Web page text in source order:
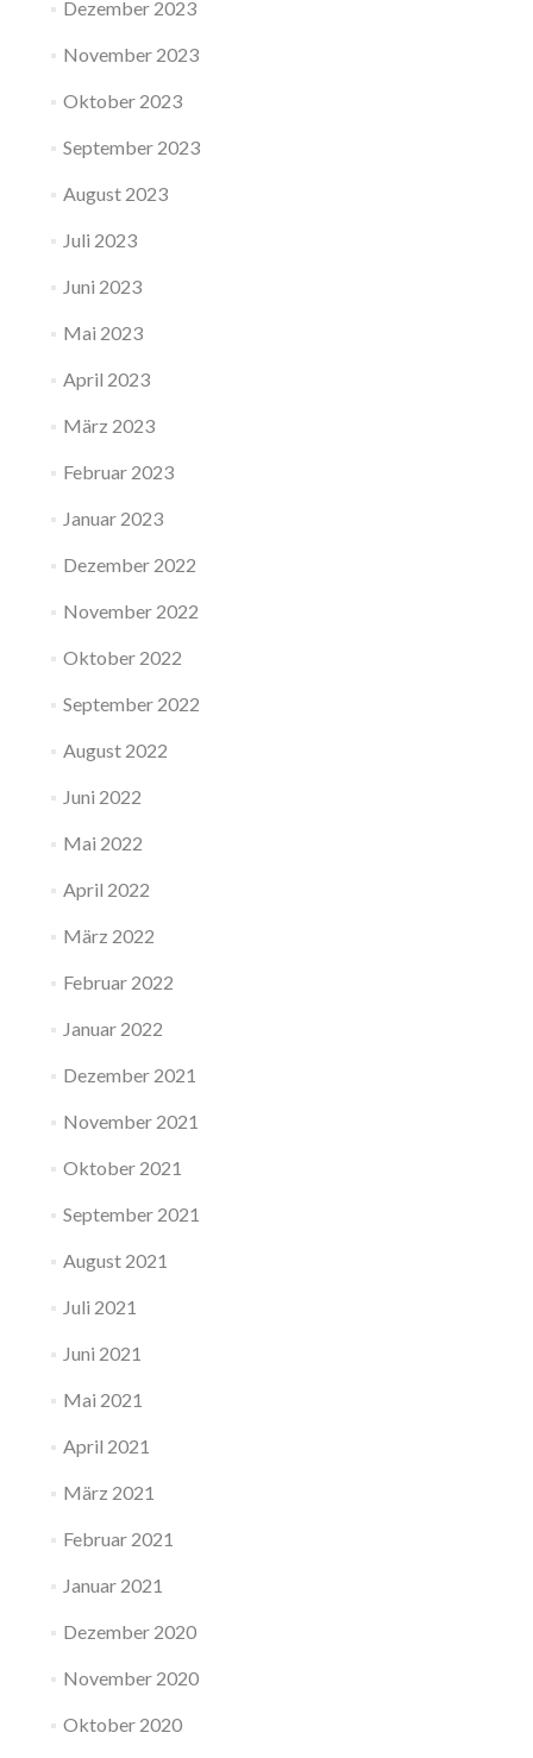
Dezember 2023
November 2023
Oktober 2023
September 2023
August 2023
Juli 2023
Juni 2023
Mai 2023
April 2023
März 2023
Februar 2023
Januar 2023
Dezember 2022
November 2022
Oktober 2022
September 2022
August 2022
Juni 2022
Mai 2022
April 2022
März 2022
Februar 2022
Januar 2022
Dezember 2021
November 2021
Oktober 2021
September 2021
August 2021
Juli 2021
Juni 2021
Mai 2021
April 2021
März 2021
Februar 2021
Januar 2021
Dezember 2020
November 2020
Oktober 2020